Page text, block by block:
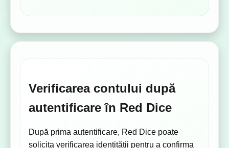
Verificarea contului după
autentificare în Red Dice
După prima autentificare, Red Dice poate
solicita verificarea identității pentru a confirma